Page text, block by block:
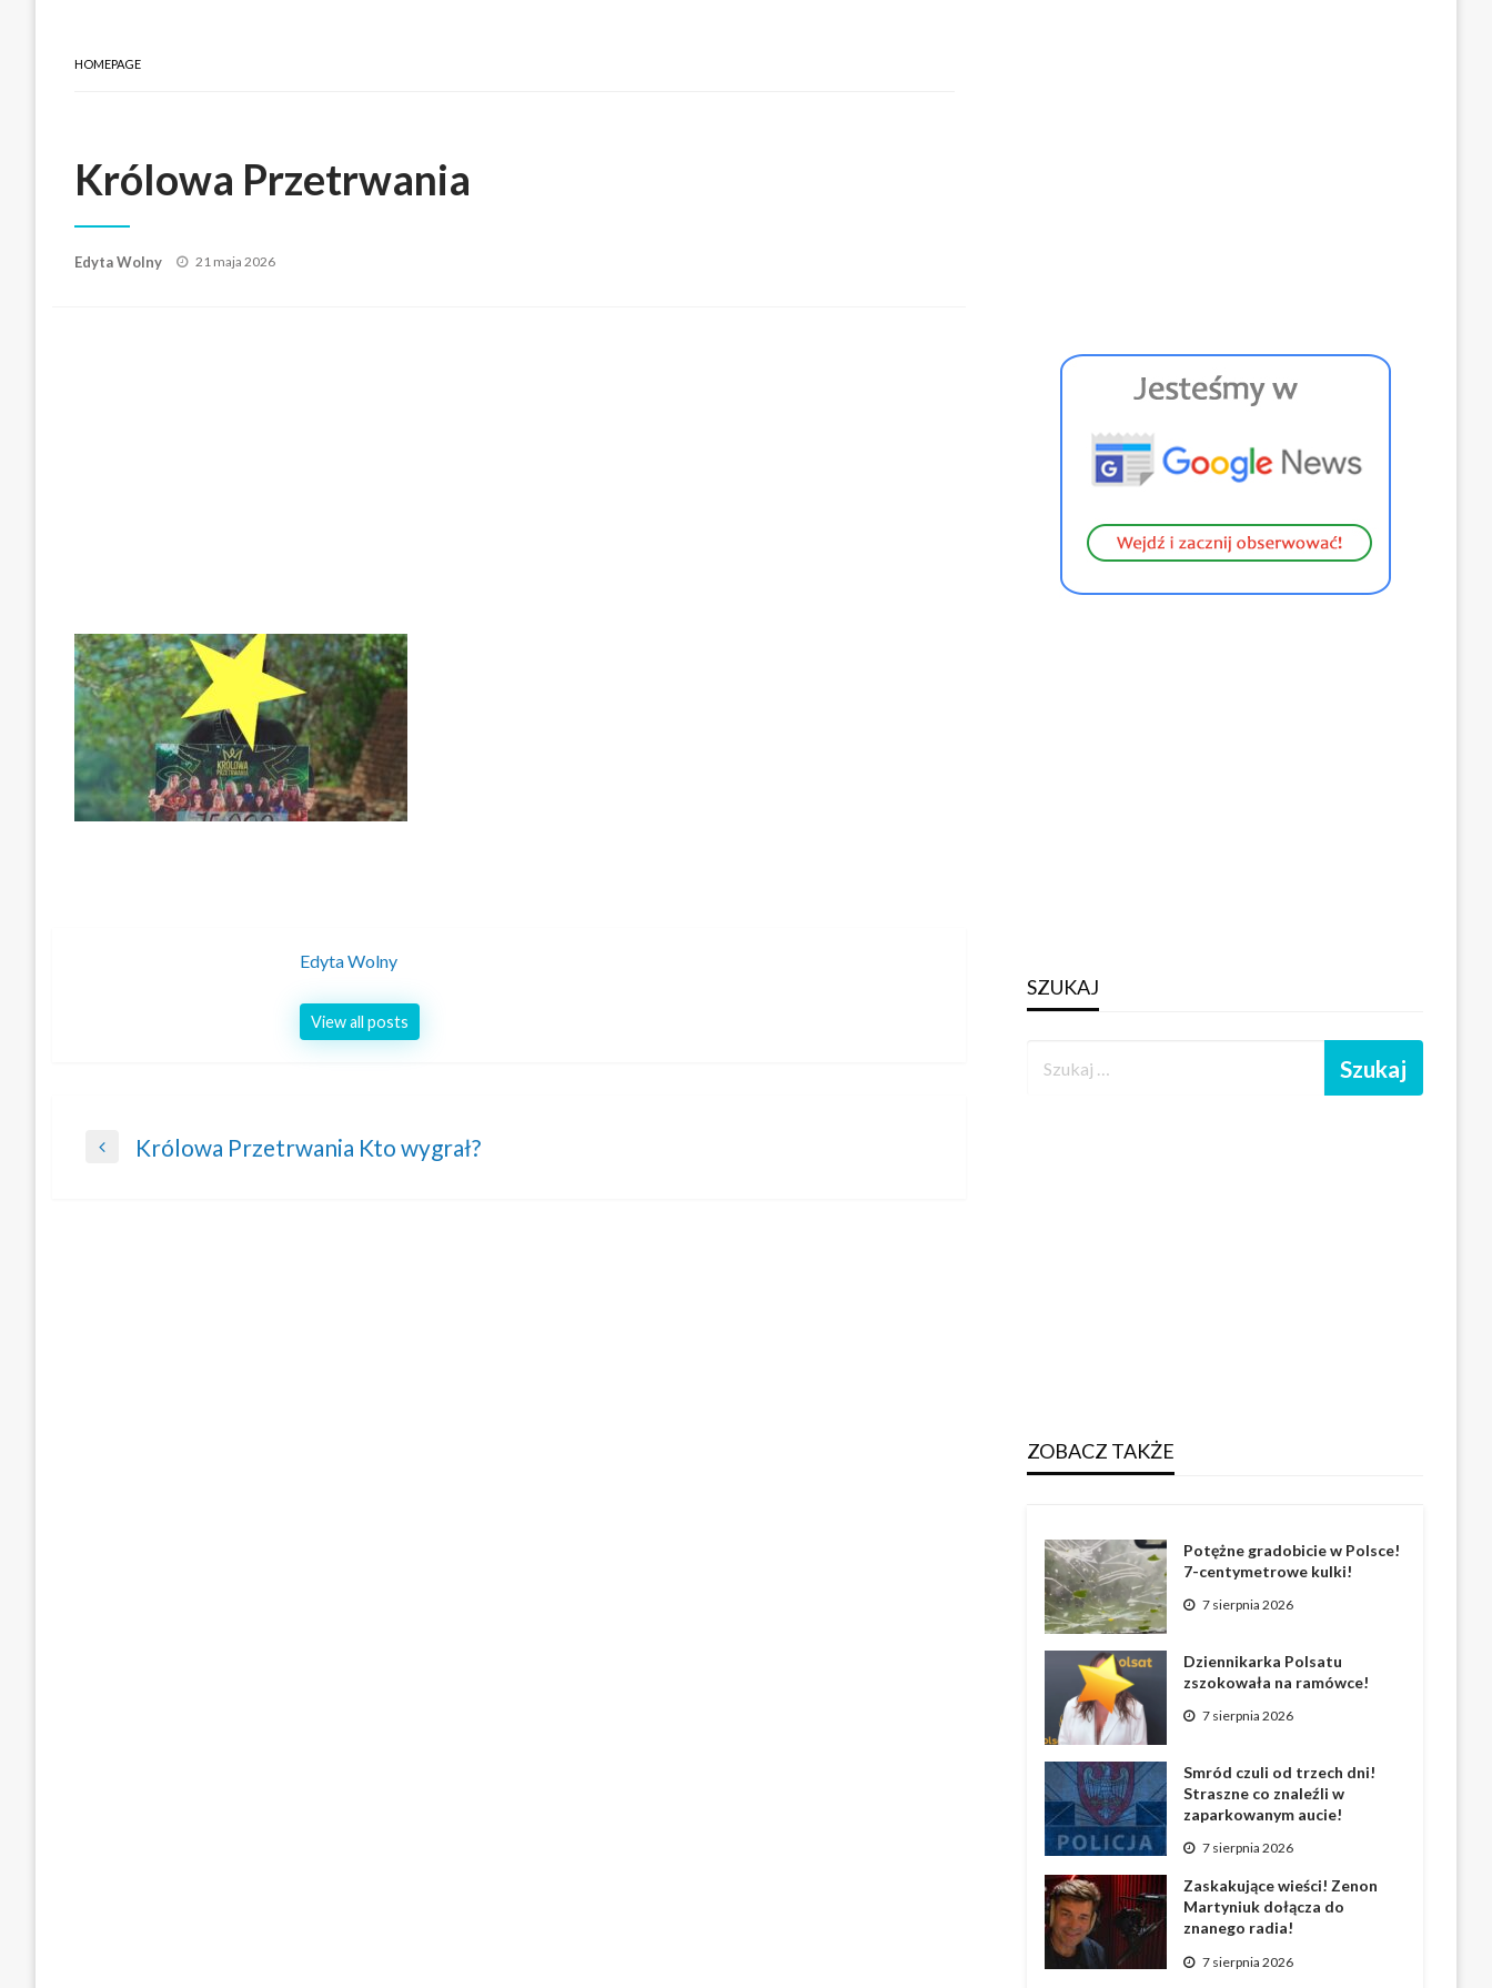
HOMEPAGE
Królowa Przetrwania
Edyta Wolny
Posted
21 maja 2026
Edyta Wolny
View all posts
Nawigacja
Previous
Królowa Przetrwania Kto wygrał?
SZUKAJ
ZOBACZ TAKŻE
Potężne gradobicie w Polsce!
7-centymetrowe kulki!
7 sierpnia 2026
Dziennikarka Polsatu
zszokowała na ramówce!
7 sierpnia 2026
Smród czuli od trzech dni!
Straszne co znaleźli w
zaparkowanym aucie!
7 sierpnia 2026
Zaskakujące wieści! Zenon
Martyniuk dołącza do
znanego radia!
7 sierpnia 2026